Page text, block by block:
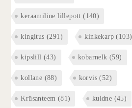
keraamiline lillepott (140)
kingitus (291) kinkekarp (103)
kipslill (43) kobarnelk (59)
kollane (88) korvis (52)
Krüsanteem (81) kuldne (45)